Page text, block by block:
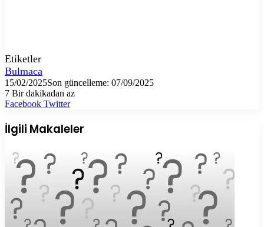
Etiketler
Bulmaca
15/02/2025Son güncelleme: 07/09/2025
7 Bir dakikadan az
Facebook TwitterLinkedIn
Tumblr
Pinterest
Reddit
VKontakte
E-
ile
paylaş
Yazdır
İlgili Makaleler